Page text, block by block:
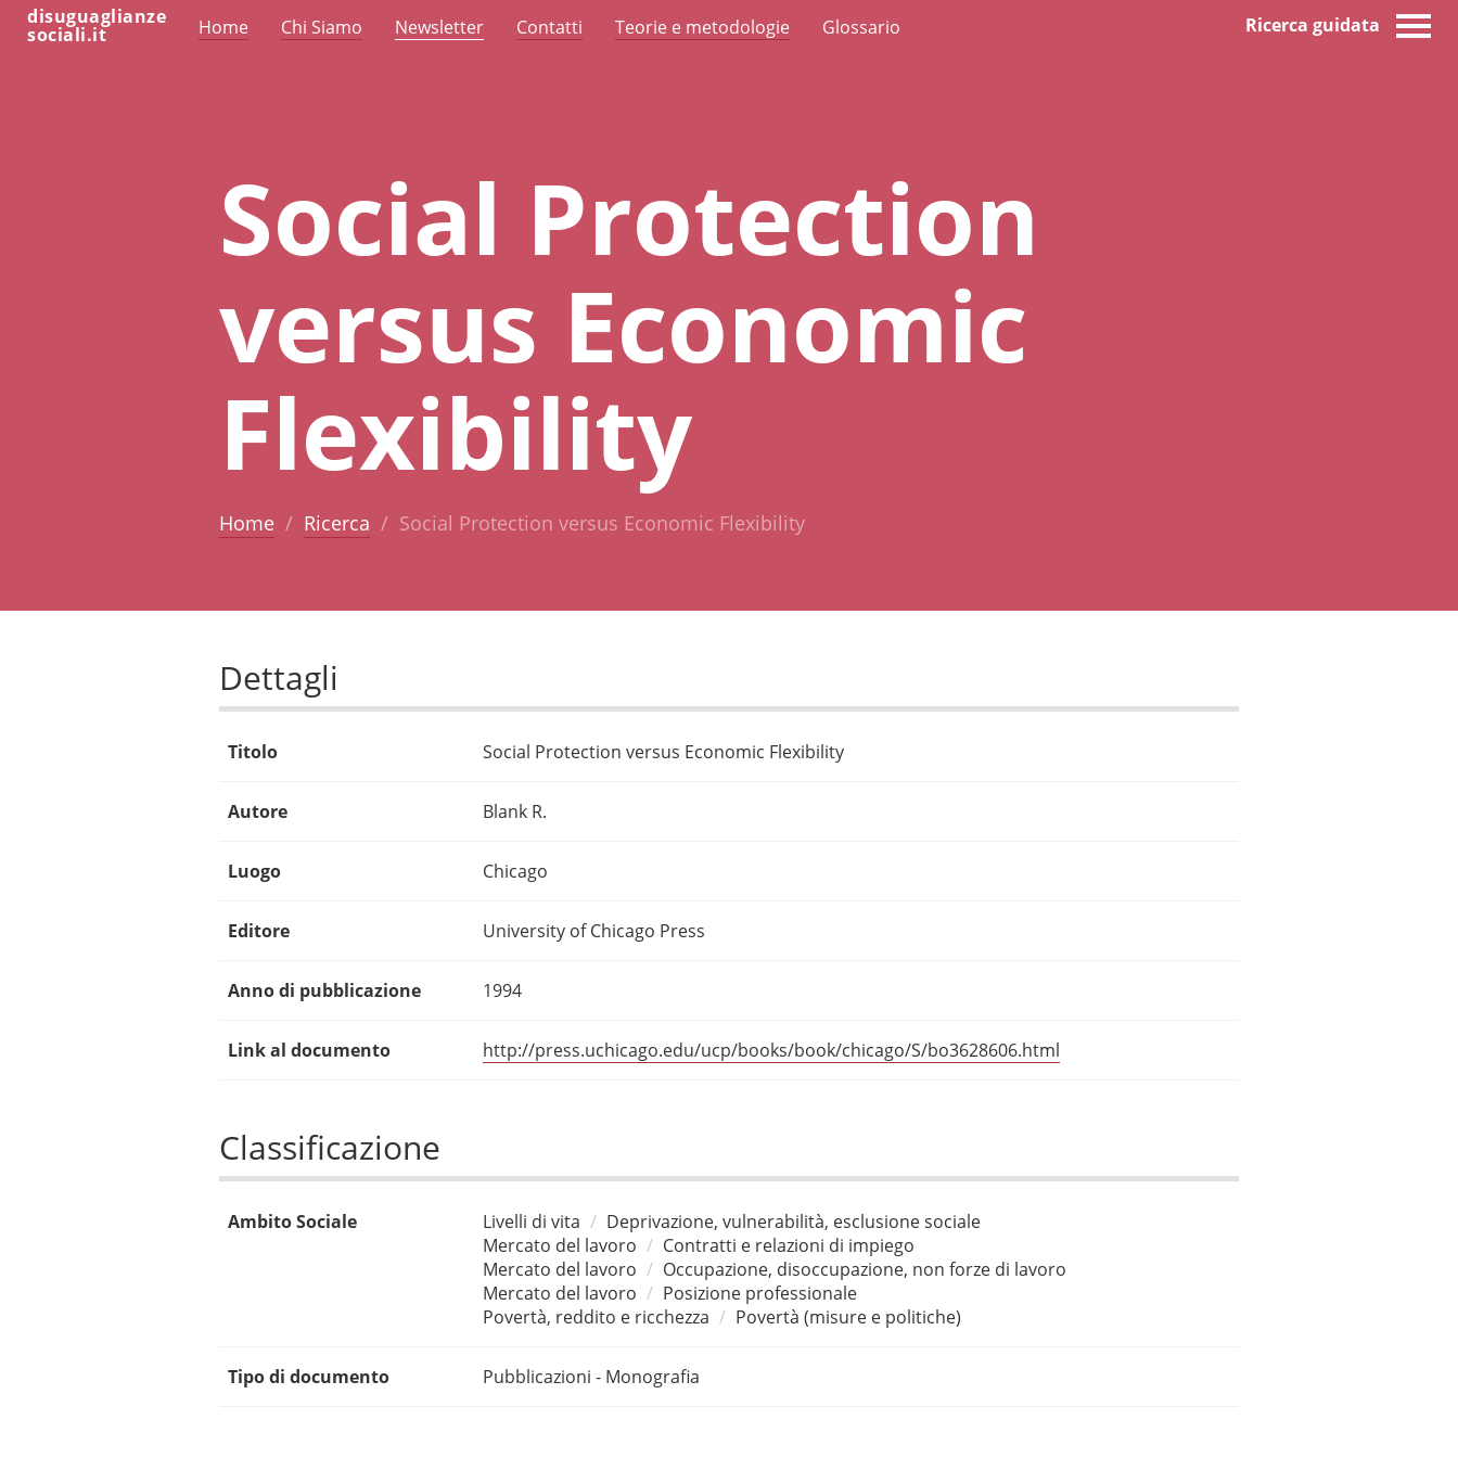
disuguaglianze
sociali.it Home Chi Siamo Newsletter Contatti Teorie e metodologie Glossario Ricerca guidata
Social Protection
versus Economic
Flexibility
Home Ricerca Social Protection versus Economic Flexibility
Dettagli
Titolo Social Protection versus Economic Flexibility
Autore Blank R.
Luogo Chicago
Editore University of Chicago Press
Anno di pubblicazione 1994
Link al documento http://press.uchicago.edu/ucp/books/book/chicago/S/bo3628606.html
Classificazione
Ambito Sociale Livelli di vita
Deprivazione, vulnerabilità, esclusione sociale
Mercato del lavoro
Contratti e relazioni di impiego
Mercato del lavoro
Occupazione, disoccupazione, non forze di lavoro
Mercato del lavoro
Posizione professionale
Povertà, reddito e ricchezza
Povertà (misure e politiche)
Tipo di documento Pubblicazioni - Monografia